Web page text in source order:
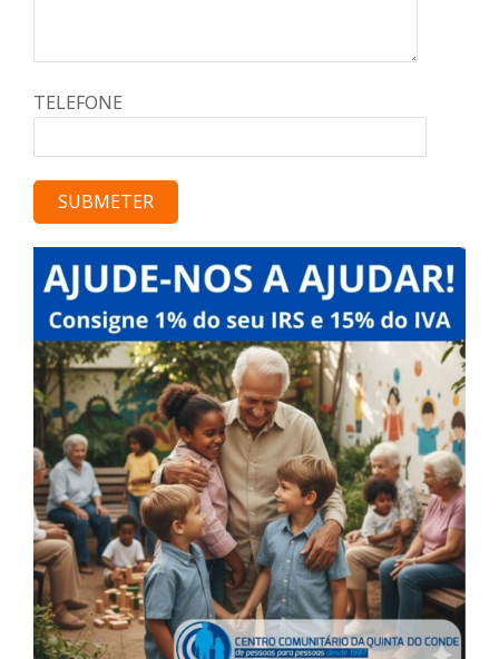
TELEFONE